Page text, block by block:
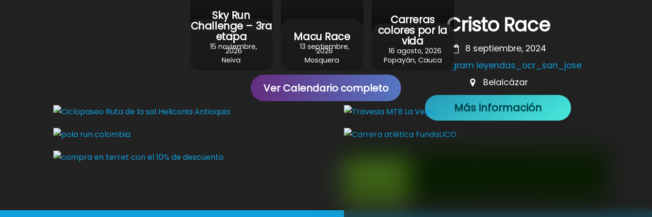
Cristo Race
8 septiembre, 2024
Instagram leyendas_ocr_san_jose
Belalcázar
Más información
Sky Run
Challenge – 3ra
etapa
15 noviembre,
2026
Neiva
Macu Race
13 septiembre,
2026
Mosquera
Carreras
colores por la
vida
16 agosto, 2026
Popayán, Cauca
Ver Calendario completo